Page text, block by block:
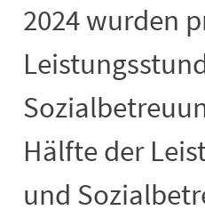
2024 wurden
Hälfte der
und